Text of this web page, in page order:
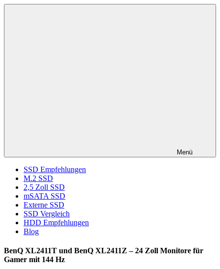
Zum
Menü
SSD Empfehlungen
M.2 SSD
2,5 Zoll SSD
mSATA SSD
Externe SSD
SSD Vergleich
HDD Empfehlungen
Blog
BenQ XL2411T und BenQ XL2411Z – 24 Zoll Monitore für
Gamer mit 144 Hz